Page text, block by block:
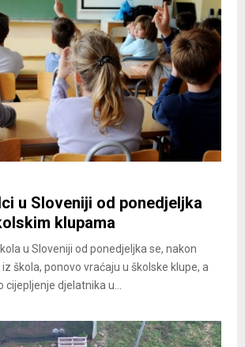
u Sloveniji od ponedjeljka
klupama
u Sloveniji od ponedjeljka se, nakon
škola, ponovo vraćaju u školske klupe, a
djelatnika u...